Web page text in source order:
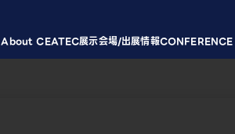
About CEATEC展示会場/出展情報